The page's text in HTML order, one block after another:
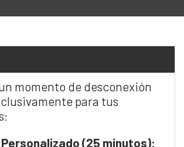
momento de desconexión
para tus
(25 minutos):